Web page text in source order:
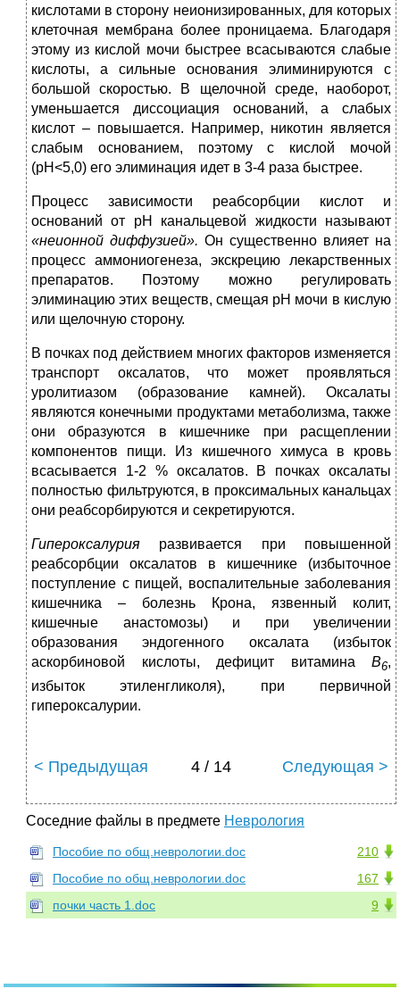
кислотами в сторону неионизированных, для которых
клеточная мембрана более проницаема. Благодаря
этому из кислой мочи быстрее всасываются слабые
кислоты, а сильные основания элиминируются с
большой скоростью. В щелочной среде, наоборот,
уменьшается диссоциация оснований, а слабых
кислот – повышается. Например, никотин является
слабым основанием, поэтому с кислой мочой
(рН<5,0) его элиминация идет в 3-4 раза быстрее.
Процесс зависимости реабсорбции кислот и
оснований от рН канальцевой жидкости называют
«неионной диффузией». Он существенно влияет на
процесс аммониогенеза, экскрецию лекарственных
препаратов. Поэтому можно регулировать
элиминацию этих веществ, смещая рН мочи в кислую
или щелочную сторону.
В почках под действием многих факторов изменяется
транспорт оксалатов, что может проявляться
уролитиазом (образование камней). Оксалаты
являются конечными продуктами метаболизма, также
они образуются в кишечнике при расщеплении
компонентов пищи. Из кишечного химуса в кровь
всасывается 1-2 % оксалатов. В почках оксалаты
полностью фильтруются, в проксимальных канальцах
они реабсорбируются и секретируются.
Гипероксалурия развивается при повышенной
реабсорбции оксалатов в кишечнике (избыточное
поступление с пищей, воспалительные заболевания
кишечника – болезнь Крона, язвенный колит,
кишечные анастомозы) и при увеличении
образования эндогенного оксалата (избыток
аскорбиновой кислоты, дефицит витамина B6,
избыток этиленгликоля), при первичной
гипероксалурии.
< Предыдущая 4 / 14 Следующая >
Соседние файлы в предмете Неврология
210
Пособие по общ.неврологии.doc
167
Пособие по общ.неврологии.doc
9
почки часть 1.doc